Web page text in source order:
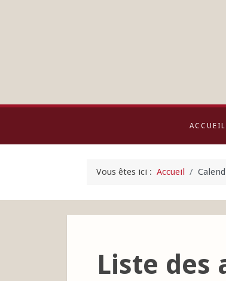
ACCUEIL
Vous êtes ici : Accueil
Liste des